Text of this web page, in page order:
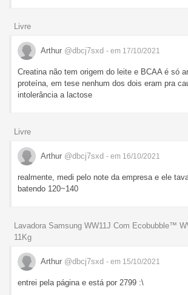
Livre
Arthur @dbcj7sxd - em 17/10/2021
Creatina não tem origem do leite e BCAA é só
proteína, em tese nenhum dos dois eram pra
intolerância a lactose
Livre
Arthur @dbcj7sxd - em 16/10/2021
realmente, medi pelo note da empresa e ele
batendo 120~140
Lavadora Samsung WW11J Com Ecobubble™
11Kg
Arthur @dbcj7sxd - em 15/10/2021
entrei pela página e está por 2799 :\